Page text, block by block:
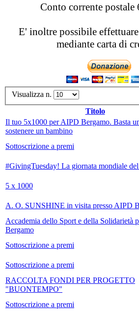
Conto corrente postale
E' inoltre possibile
mediante carta di
Visualizza n.
Titolo
Il tuo 5x1000 per AIPD Bergamo. Basta
sostenere un bambino
Sottoscrizione a premi
#GivingTuesday! La giornata mondiale
5 x 1000
A. O. SUNSHINE in visita presso AIPD
Accademia dello Sport e della Solidarietà
Bergamo
Sottoscrizione a premi
Sottoscrizione a premi
RACCOLTA FONDI PER PROGETTO
"BUONTEMPO"
Sottoscrizione a premi